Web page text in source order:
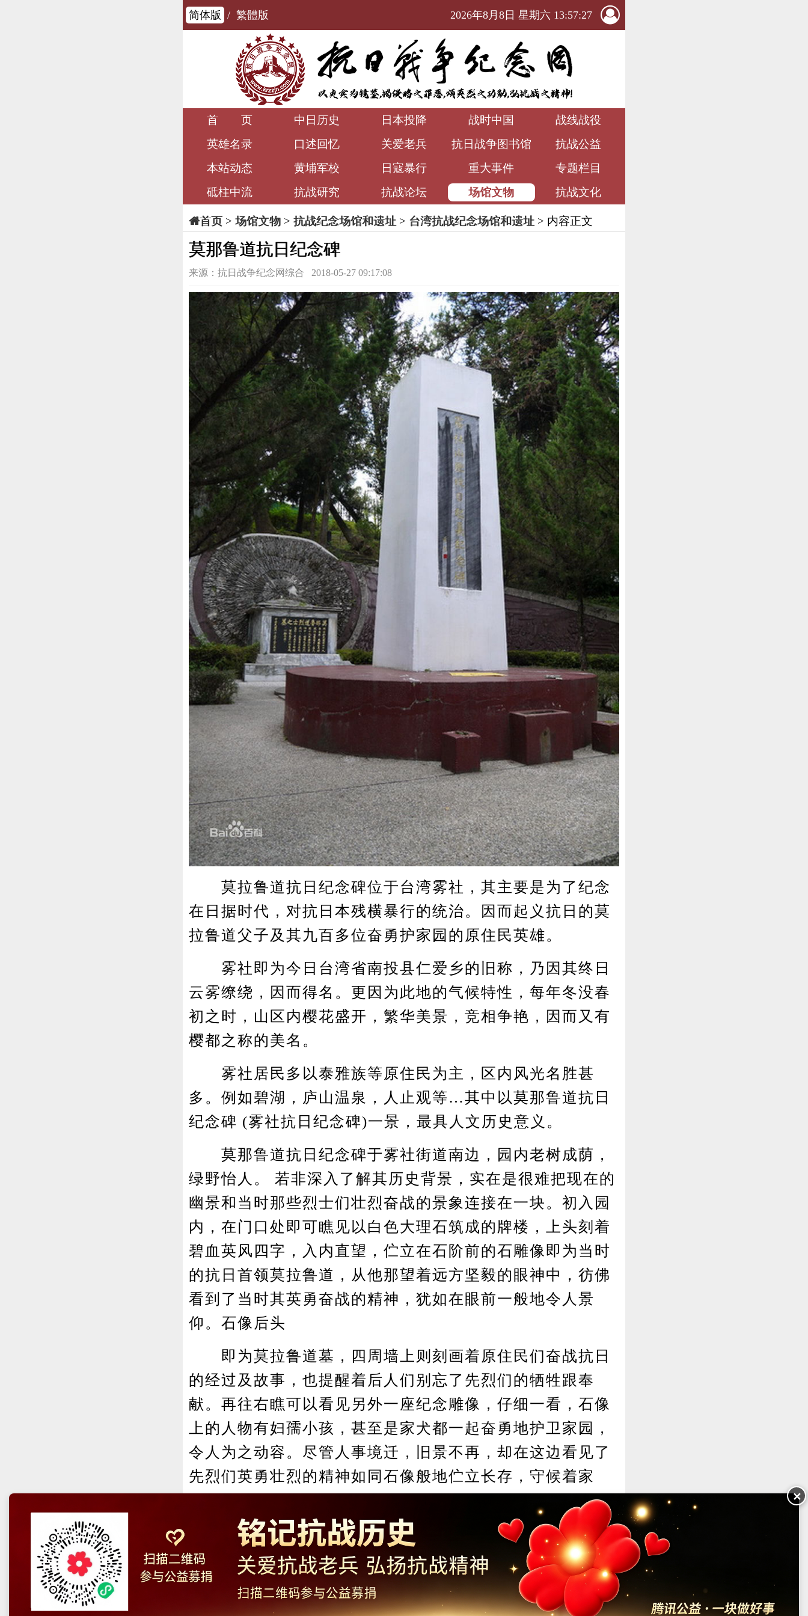
简体版 / 繁體版 2026年8月8日 星期六 13:57:28
首 页 中日历史 日本投降 战时中国
战线战役
英雄名录
口述回忆 关爱老兵 抗日战争图书馆
抗战公益
本站动态
黄埔军校 日寇暴行 重大事件
专题栏目
砥柱中流
抗战研究 抗战论坛 场馆文物 抗战文化
首页> 场馆文物 > 抗战纪念场馆和遗址 > 台湾抗战纪念场馆和遗址 > 内容正文
莫那鲁道抗日纪念碑
来源：抗日战争纪念网综合 2018-05-27 09:17:08
莫拉鲁道抗日纪念碑位于台湾雾社，其主要是为了纪念
在日据时代，对抗日本残横暴行的统治。因而起义抗日的莫
拉鲁道父子及其九百多位奋勇护家园的原住民英雄。
雾社即为今日台湾省南投县仁爱乡的旧称，乃因其终日
云雾缭绕，因而得名。更因为此地的气候特性，每年冬没春
初之时，山区内樱花盛开，繁华美景，竞相争艳，因而又有
樱都之称的美名。
雾社居民多以泰雅族等原住民为主，区内风光名胜甚
多。例如碧湖，庐山温泉，人止观等…其中以莫那鲁道抗日
纪念碑 (雾社抗日纪念碑)一景，最具人文历史意义。
莫那鲁道抗日纪念碑于雾社街道南边，园内老树成荫，
绿野怡人。 若非深入了解其历史背景，实在是很难把现在的
幽景和当时那些烈士们壮烈奋战的景象连接在一块。初入园
内，在门口处即可瞧见以白色大理石筑成的牌楼，上头刻着
碧血英风四字，入内直望，伫立在石阶前的石雕像即为当时
的抗日首领莫拉鲁道，从他那望着远方坚毅的眼神中，彷佛
看到了当时其英勇奋战的精神，犹如在眼前一般地令人景
仰。石像后头
即为莫拉鲁道墓，四周墙上则刻画着原住民们奋战抗日
的经过及故事，也提醒着后人们别忘了先烈们的牺牲跟奉
献。再往右瞧可以看见另外一座纪念雕像，仔细一看，石像
上的人物有妇孺小孩，甚至是家犬都一起奋勇地护卫家园，
令人为之动容。尽管人事境迁，旧景不再，却在这边看见了
先烈们英勇壮烈的精神如同石像般地伫立长存，守候着家
湘ICP备18022032号 湘公网安备43010402000821号
中央网信办违法和不良信息举报中心
长沙市互联网违法和不良信息举报中心
不良信息举报电话：0731-85531328 19198230121（微信同号）
纠错电话：18182129125 15116420702
QQ：2652168198
✕